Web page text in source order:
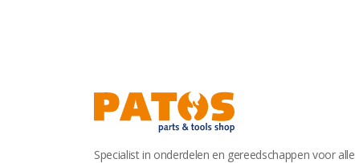
Specialist in onderdelen en gereedschappen voor alle